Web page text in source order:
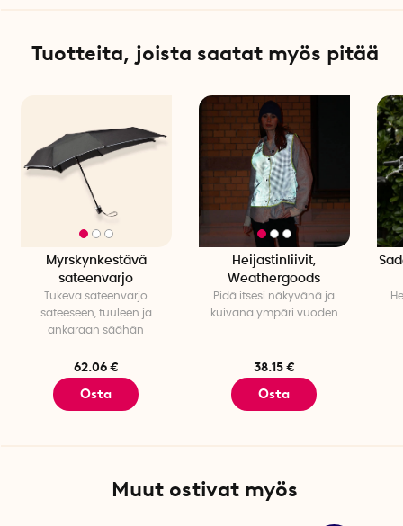
Tuotteita, joista saatat myös pitää
Myrskynkestävä
sateenvarjo
Tukeva sateenvarjo
sateeseen, tuuleen ja
ankaraan säähän
62.06 €
Osta
Heijastinliivit,
Weathergoods
Pidä itsesi näkyvänä ja
kuivana ympäri vuoden
38.15 €
Osta
Muut ostivat myös